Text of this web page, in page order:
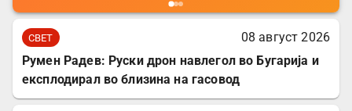
СВЕТ
08 август 2026
Румен Радев: Руски дрон навлегол во Бугарија и
експлодирал во близина на гасовод